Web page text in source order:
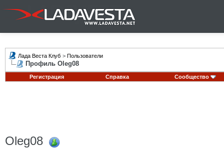
Лада Веста Клуб > Пользователи
Профиль Oleg08
Регистрация Справка Сообщество
Oleg08